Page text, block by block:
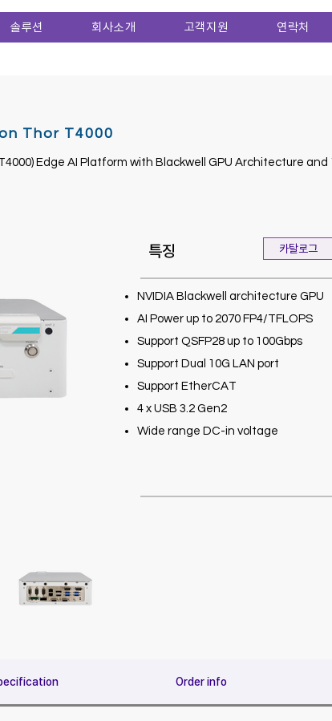
솔루션 회사소개 고객지원 연락처
Thor T4000
Edge AI Platform with Blackwell GPU Architecture and
특징 카탈로그
NVIDIA Blackwell architecture GPU
AI Power up to 2070 FP4/TFLOPS
Support QSFP28 up to 100Gbps
Support Dual 10G LAN port
Support EtherCAT
4 x USB 3.2 Gen2
Wide range DC-in voltage
Order info